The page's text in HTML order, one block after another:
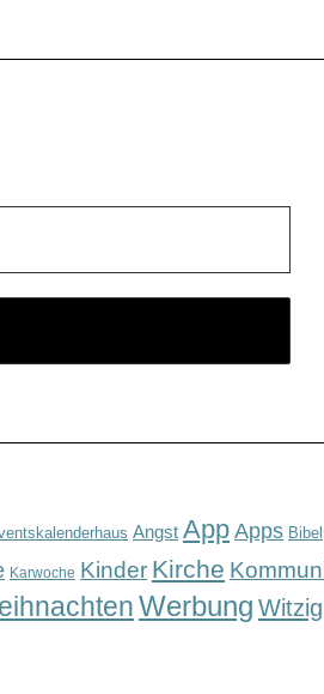
Angst App Apps Bibel
Karwoche Kinder Kirche
Werbung Witzig